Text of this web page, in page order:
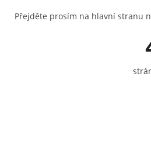
Přejděte prosím na hlavní stranu